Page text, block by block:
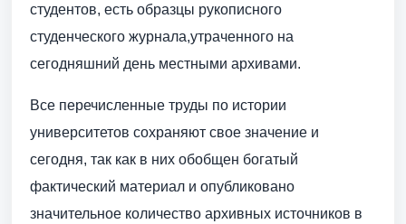
студентов, есть образцы рукописного
студенческого журнала,утраченного на
сегодняшний день местными архивами.
Все перечисленные труды по истории
университетов сохраняют свое значение и
сегодня, так как в них обобщен богатый
фактический материал и опубликовано
значительное количество архивных источников в